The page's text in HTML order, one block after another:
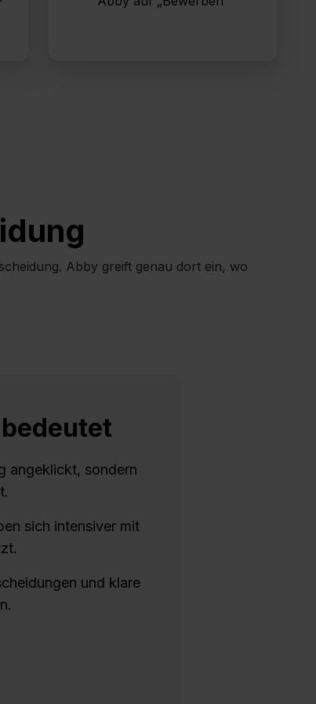
Abby greift genau dort ein, wo
angeklickt, sondern
sich intensiver mit
und klare